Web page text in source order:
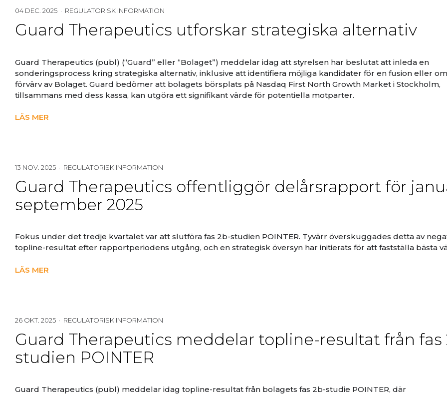
04 DEC. 2025 · REGULATORISK INFORMATION
Guard Therapeutics utforskar strategiska alternativ
Guard Therapeutics (publ) (“Guard” eller “Bolaget”) meddelar idag att styrelsen har beslutat att inleda en
sonderingsprocess kring strategiska alternativ, inklusive att identifiera möjliga kandidater för en fusion eller
förvärv av Bolaget. Guard bedömer att bolagets börsplats på Nasdaq First North Growth Market i Stockholm,
tillsammans med dess kassa, kan utgöra ett signifikant värde för potentiella motparter.
LÄS MER
13 NOV. 2025 · REGULATORISK INFORMATION
Guard Therapeutics offentliggör delårsrapport för
september 2025
Fokus under det tredje kvartalet var att slutföra fas 2b-studien POINTER. Tyvärr överskuggades detta av
topline-resultat efter rapportperiodens utgång, och en strategisk översyn har initierats för att fastställa bästa
LÄS MER
26 OKT. 2025 · REGULATORISK INFORMATION
Guard Therapeutics meddelar topline-resultat från fas
studien POINTER
Guard Therapeutics (publ) meddelar idag topline-resultat från bolagets fas 2b-studie POINTER, där